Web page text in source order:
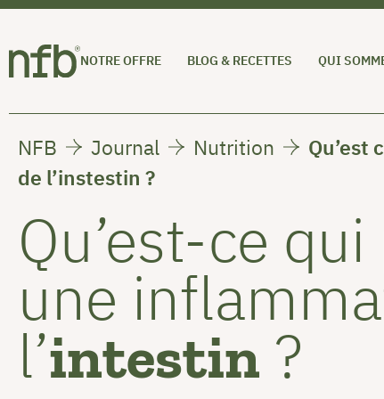
NOTRE OFFRE BLOG & RECETTES QUI
NFB Journal Nutrition
Qu’est
de l’instestin ?
Qu’est-ce
une
l’intestin ?